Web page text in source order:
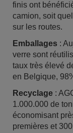
finis ont
camion, soit
sur les routes.
Emballages :
verre sont
taux très élevé
en Belgique,
Recyclage :
1.000.000 de
économisant
premières et